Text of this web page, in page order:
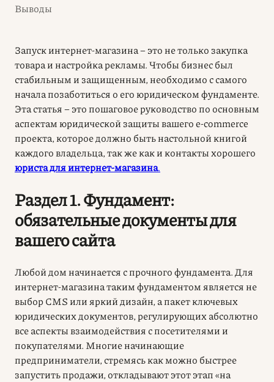
Выводы
Запуск интернет-магазина – это не только закупка
товара и настройка рекламы. Чтобы бизнес был
стабильным и защищенным, необходимо с самого
начала позаботиться о его юридическом фундаменте.
Эта статья – это пошаговое руководство по основным
аспектам юридической защиты вашего e-commerce
проекта, которое должно быть настольной книгой
каждого владельца, так же как и контакты хорошего
юриста для интернет-магазина.
Раздел 1. Фундамент:
обязательные документы для
вашего сайта
Любой дом начинается с прочного фундамента. Для
интернет-магазина таким фундаментом является не
выбор CMS или яркий дизайн, а пакет ключевых
юридических документов, регулирующих абсолютно
все аспекты взаимодействия с посетителями и
покупателями. Многие начинающие
предприниматели, стремясь как можно быстрее
запустить продажи, откладывают этот этап «на